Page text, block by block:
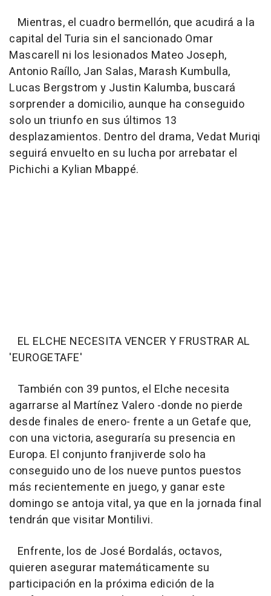
Mientras, el cuadro bermellón, que acudirá a la
capital del Turia sin el sancionado Omar
Mascarell ni los lesionados Mateo Joseph,
Antonio Raíllo, Jan Salas, Marash Kumbulla,
Lucas Bergstrom y Justin Kalumba, buscará
sorprender a domicilio, aunque ha conseguido
solo un triunfo en sus últimos 13
desplazamientos. Dentro del drama, Vedat Muriqi
seguirá envuelto en su lucha por arrebatar el
Pichichi a Kylian Mbappé.
EL ELCHE NECESITA VENCER Y FRUSTRAR AL
'EUROGETAFE'
También con 39 puntos, el Elche necesita
agarrarse al Martínez Valero -donde no pierde
desde finales de enero- frente a un Getafe que,
con una victoria, aseguraría su presencia en
Europa. El conjunto franjiverde solo ha
conseguido uno de los nueve puntos puestos
más recientemente en juego, y ganar este
domingo se antoja vital, ya que en la jornada final
tendrán que visitar Montilivi.
Enfrente, los de José Bordalás, octavos,
quieren asegurar matemáticamente su
participación en la próxima edición de la